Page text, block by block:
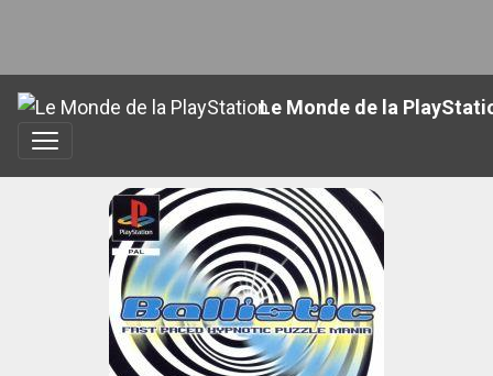
Le Monde de la